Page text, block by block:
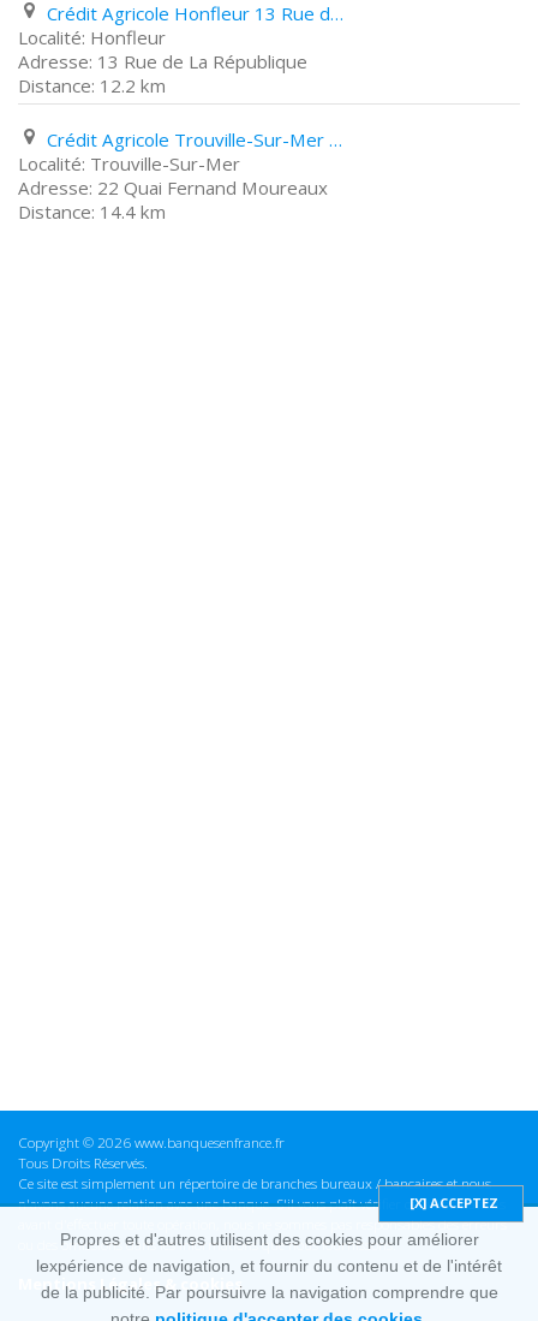
Crédit Agricole Honfleur 13 Rue de La République
Honfleur
13 Rue de La République
12.2 km
Crédit Agricole Trouville-Sur-Mer 22 Quai Fernand Moureaux
Trouville-Sur-Mer
22 Quai Fernand Moureaux
14.4 km
Copyright © 2026 www.banquesenfrance.fr
Tous Droits Réservés.
Ce site est simplement un répertoire de branches bureaux / bancaires et nous
n'avons aucune relation avec une banque. S'il vous plaît vérifier ces informations
avant d'effectuer toute opération, nous ne sommes pas responsables des erreurs
ou des omissions dans les informations que nous fournissons.
Mentions Légales & cookies
Propres et d'autres utilisent des cookies pour améliorer
lexpérience de navigation, et fournir du contenu et de l'intérêt
de la publicité. Par poursuivre la navigation comprendre que